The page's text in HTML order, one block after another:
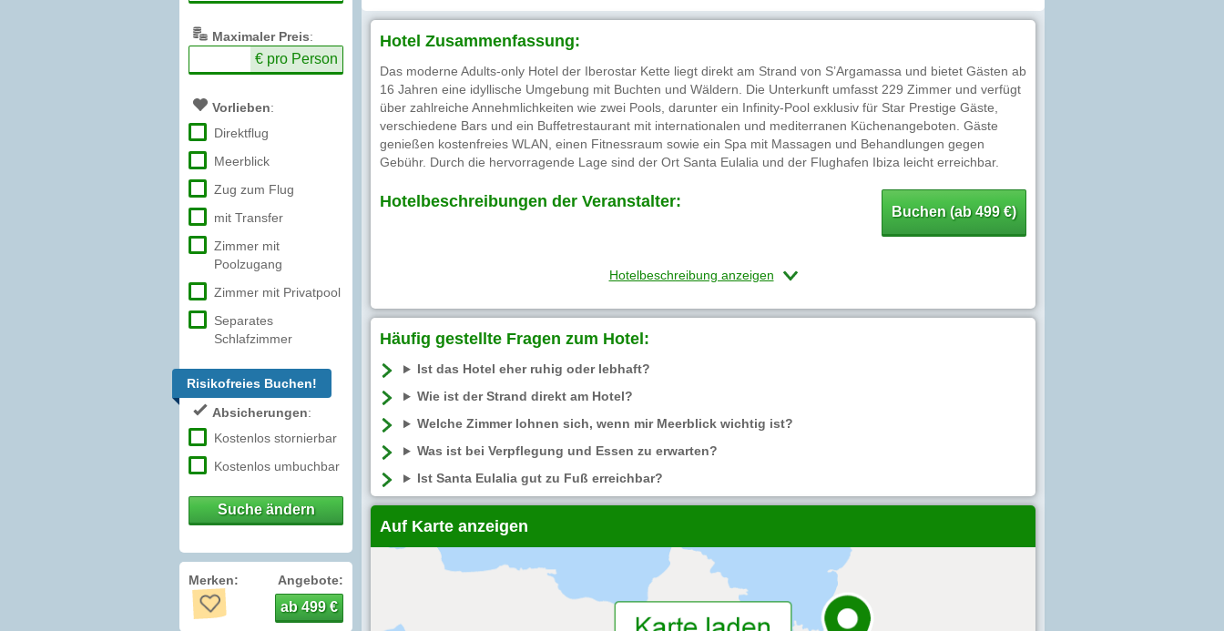
Maximaler Preis:
€ pro Person
Vorlieben:
Direktflug
Meerblick
Zug zum Flug
mit Transfer
Zimmer mit
Poolzugang
Zimmer mit Privatpool
Separates
Schlafzimmer
Risikofreies Buchen!
Absicherungen:
Kostenlos stornierbar
Kostenlos umbuchbar
Suche ändern
Merken: Angebote:
ab 499 €
Hotel Zusammenfassung:
Das moderne Adults-only Hotel der Iberostar Kette liegt direkt am Strand von S’Argamassa und bietet Gästen ab
16 Jahren eine idyllische Umgebung mit Buchten und Wäldern. Die Unterkunft umfasst 229 Zimmer und verfügt
über zahlreiche Annehmlichkeiten wie zwei Pools, darunter ein Infinity-Pool exklusiv für Star Prestige Gäste,
verschiedene Bars und ein Buffetrestaurant mit internationalen und mediterranen Küchenangeboten. Gäste
genießen kostenfreies WLAN, einen Fitnessraum sowie ein Spa mit Massagen und Behandlungen gegen
Gebühr. Durch die hervorragende Lage sind der Ort Santa Eulalia und der Flughafen Ibiza leicht erreichbar.
Hotelbeschreibungen der Veranstalter:
Buchen (ab 499 €)
Hotelbeschreibung anzeigen
Häufig gestellte Fragen zum Hotel:
Ist das Hotel eher ruhig oder lebhaft?
Wie ist der Strand direkt am Hotel?
Welche Zimmer lohnen sich, wenn mir Meerblick wichtig ist?
Was ist bei Verpflegung und Essen zu erwarten?
Ist Santa Eulalia gut zu Fuß erreichbar?
Auf Karte anzeigen